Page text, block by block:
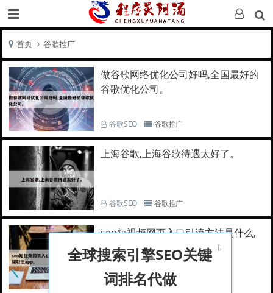
首页 谷歌推广
做谷歌网络优化公司好吗,全国最好的
谷歌优化公司。
谷歌SEO 谷歌推广
上海谷歌,上海谷歌待遇太好了。
谷歌SEO 谷歌推广
seo短视频网页入口引流方法是什么,
短视频引流app。
谷歌SEO 谷歌推广

全球搜索引擎SEO关键
词排名代做